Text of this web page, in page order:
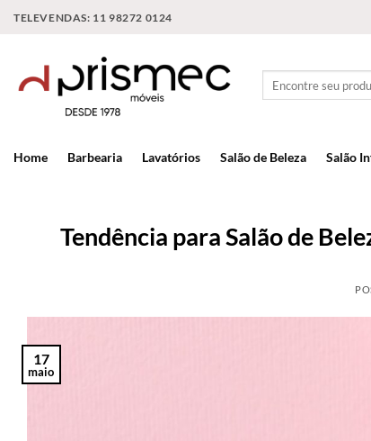
TELEVENDAS: 11 98272 0124
Home Barbearia Lavatórios Salão de Beleza Salão
Tendência para Salão de
17
maio